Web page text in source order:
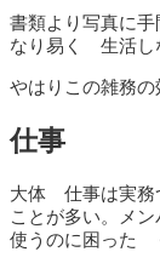
書類より写真に
なり易く 生活し
やはりこの雑務
仕事
大体 仕事は実務
ことが多い。メ
使うのに困った